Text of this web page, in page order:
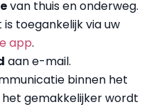
van thuis en onderweg.
toegankelijk via uw
app.
aan e-mail.
binnen het
gemakkelijker wordt